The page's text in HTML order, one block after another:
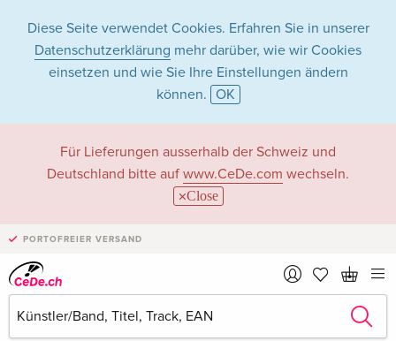
Diese Seite verwendet Cookies. Erfahren Sie in unserer
Datenschutzerklärung mehr darüber, wie wir Cookies
einsetzen und wie Sie Ihre Einstellungen ändern
können. OK
Für Lieferungen ausserhalb der Schweiz und
Deutschland bitte auf www.CeDe.com wechseln.
Close
PORTOFREIER VERSAND